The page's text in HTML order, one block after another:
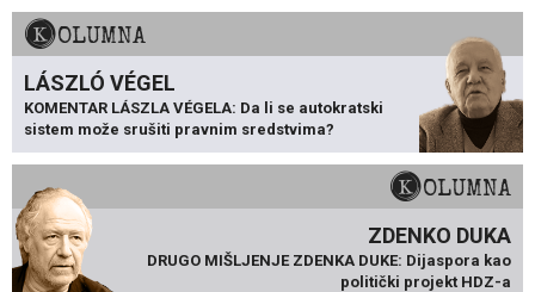
KOLUMNA
LÁSZLÓ VÉGEL
KOMENTAR LÁSZLA VÉGELA: Da li se autokratski
sistem može srušiti pravnim sredstvima?
KOLUMNA
ZDENKO DUKA
DRUGO MIŠLJENJE ZDENKA DUKE: Dijaspora kao
politički projekt HDZ-a